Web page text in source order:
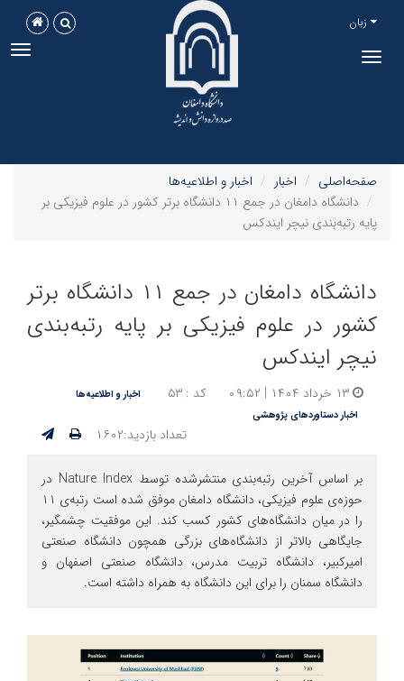
Toggle
زبان
صفحه‌اصلی اخبار
اخبار و اطلاعیه‌ها
دانشگاه دامغان در جمع ۱۱ دانشگاه برتر کشور در علوم فیزیکی بر
پایه رتبه‌بندی نیچر ایندکس
دانشگاه دامغان در جمع ۱۱ دانشگاه برتر
کشور در علوم فیزیکی بر پایه رتبه‌بندی
نیچر ایندکس
کد : ۵۳
اخبار و اطلاعیه‌ها
اخبار دستاوردهای پژوهشی
تعداد بازدید:۱۶۰۲
بر اساس آخرین رتبه‌بندی منتشرشده توسط Nature Index در
حوزه‌ی علوم فیزیکی، دانشگاه دامغان موفق شده است رتبه‌ی ۱۱
را در میان دانشگاه‌های کشور کسب کند. این موفقیت چشمگیر،
جایگاهی بالاتر از دانشگاه‌های بزرگی همچون دانشگاه صنعتی
امیرکبیر، دانشگاه تربیت مدرس، دانشگاه صنعتی اصفهان و
دانشگاه سمنان را برای این دانشگاه به همراه داشته است.